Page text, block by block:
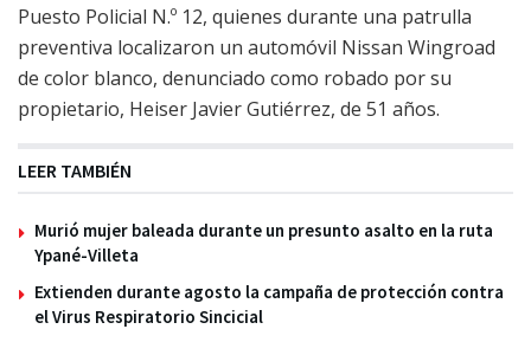
Puesto Policial N.º 12, quienes durante una patrulla
preventiva localizaron un automóvil Nissan Wingroad
de color blanco, denunciado como robado por su
propietario, Heiser Javier Gutiérrez, de 51 años.
LEER TAMBIÉN
Murió mujer baleada durante un presunto asalto en la ruta
Ypané-Villeta
Extienden durante agosto la campaña de protección contra
el Virus Respiratorio Sincicial